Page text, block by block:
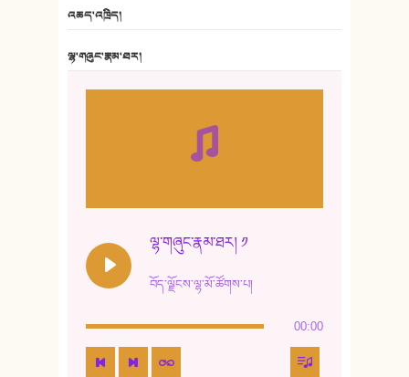
10. ཆང་གཞས། ༣
15. ཤམ་པ་ལ་ཡི་སྲས་མོ།
འཆད་འཁྲིད།
ལྷ་གཞུང་རྣམ་ཐར།
ལྷ་གཞུང་རྣམ་ཐར། ༡
བོད་ལྗོངས་ལྷ་མོ་ཚོགས་པ།
00:00